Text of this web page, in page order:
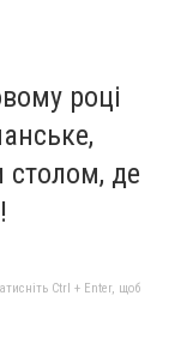
році
столом, де
Ctrl + Enter, щоб